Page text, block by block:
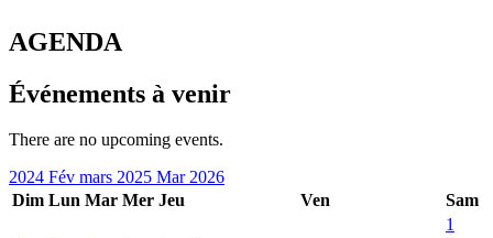
AGENDA
Événements à venir
There are no upcoming events.
2024 Fév mars 2025 Mar2026
Dim Lun Mar Mer Jeu Ven
Sam
1